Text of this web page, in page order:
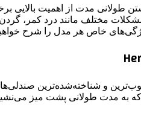
طولانی مدت از اهمیت بالایی
مشکلات مختلف مانند درد کمر،
خاص هر مدل را شرح
و شناخته‌شده‌ترین
که به مدت طولانی پشت میز